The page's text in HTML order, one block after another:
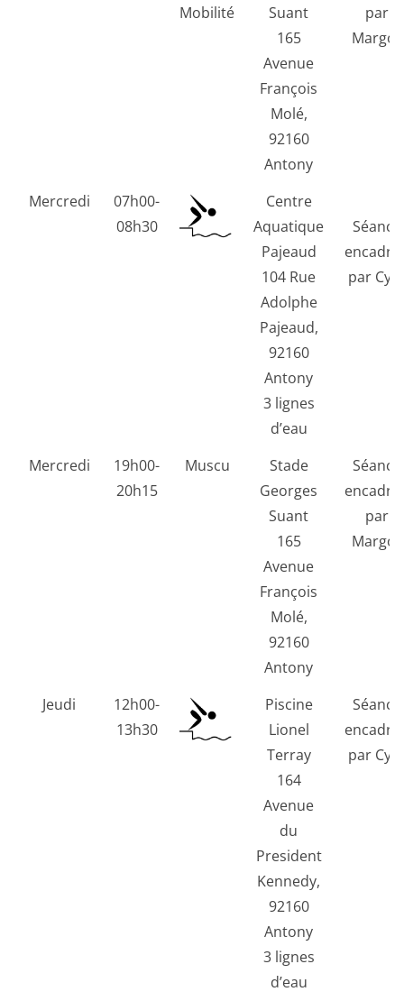
Mobilité
Suant
165
Avenue
François
Molé,
92160
Antony
par
Margot
Mercredi
07h00-
08h30
Centre
Aquatique
Pajeaud
104 Rue
Adolphe
Pajeaud,
92160
Antony
3 lignes
d’eau
Séance
par Cyril
Mercredi
19h00-
20h15
Muscu
Stade
Georges
Suant
165
Avenue
François
Molé,
92160
Antony
Séance
par
Margot
Jeudi
12h00-
13h30
Piscine
Lionel
Terray
164
Avenue
du
President
Kennedy,
92160
Antony
3 lignes
d’eau
Séance
par Cyril